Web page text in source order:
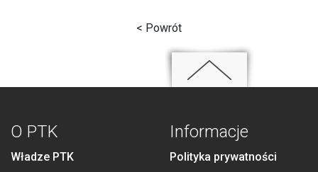
< Powrót
O PTK
Władze PTK
Informacje
Polityka prywatności